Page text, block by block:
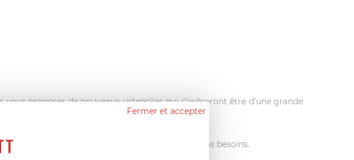
proposer de nouveaux ustensiles qui s’avèreront être d’une grande
à l’écoute du client afin d’être au plus près de vos besoins.
Fermer et accepter